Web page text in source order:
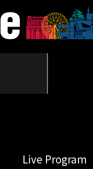
Live Program